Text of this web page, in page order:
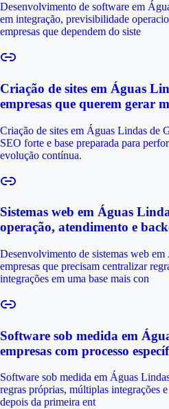
Desenvolvimento de software em
em integração, previsibilidade
empresas que dependem do siste
Criação de sites em Águas
empresas que querem gerar
Criação de sites em Águas Lindas de
SEO forte e base preparada para
evolução contínua.
Sistemas web em Águas
operação, atendimento e
Desenvolvimento de sistemas web
empresas que precisam centralizar
integrações em uma base mais con
Software sob medida em
empresas com processo
Software sob medida em Águas
regras próprias, múltiplas integrações
depois da primeira ent